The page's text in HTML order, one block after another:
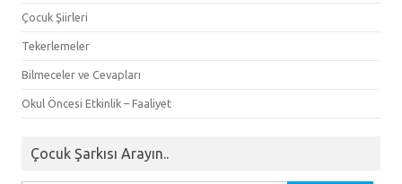
Çocuk Şiirleri
Tekerlemeler
Bilmeceler ve Cevapları
Okul Öncesi Etkinlik – Faaliyet
Çocuk Şarkısı Arayın..